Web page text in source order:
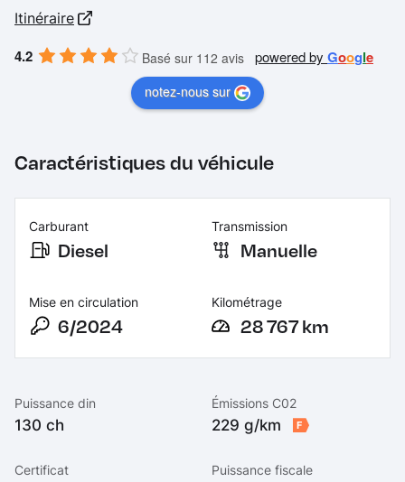
Itinéraire
4.2 Basé sur 112 avis powered by Google
notez-nous sur
Caractéristiques du véhicule
Carburant
Diesel
Transmission
Manuelle
Mise en circulation
6/2024
Kilométrage
28 767 km
Puissance din
130 ch
Émissions C02
229 g/km F
Certificat Puissance fiscale